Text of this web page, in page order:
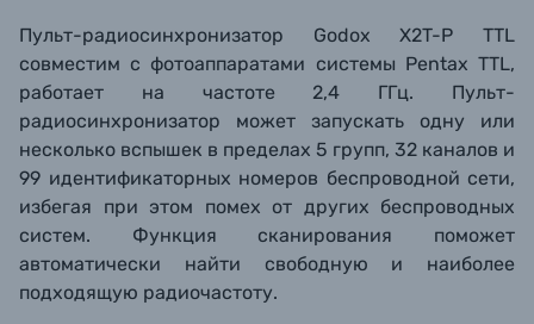
Пульт-радиосинхронизатор Godox X2T-P TTL
совместим с фотоаппаратами системы Pentax TTL,
работает на частоте 2,4 ГГц. Пульт-
радиосинхронизатор может запускать одну или
несколько вспышек в пределах 5 групп, 32 каналов и
99 идентификаторных номеров беспроводной сети,
избегая при этом помех от других беспроводных
систем. Функция сканирования поможет
автоматически найти свободную и наиболее
подходящую радиочастоту.